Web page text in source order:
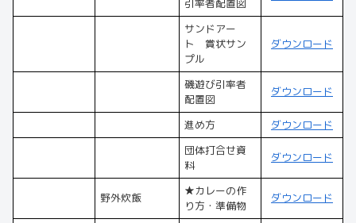
引率者配置図
サンドアー
ト 賞状サン
プル
ダウンロード
磯遊び引率者
配置図
ダウンロード
進め方
ダウンロード
団体打合せ資
料
ダウンロード
野外炊飯
★カレーの作
り方・準備物
ダウンロード